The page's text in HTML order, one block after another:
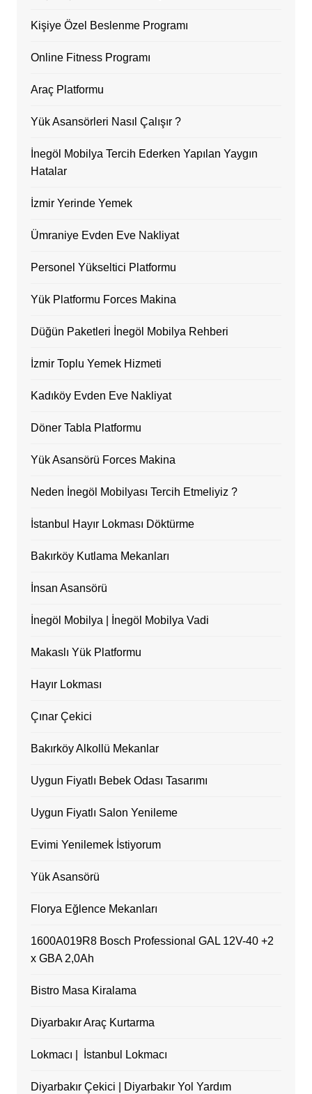
Kişiye Özel Beslenme Programı
Online Fitness Programı
Araç Platformu
Yük Asansörleri Nasıl Çalışır ?
İnegöl Mobilya Tercih Ederken Yapılan Yaygın
Hatalar
İzmir Yerinde Yemek
Ümraniye Evden Eve Nakliyat
Personel Yükseltici Platformu
Yük Platformu Forces Makina
Düğün Paketleri İnegöl Mobilya Rehberi
İzmir Toplu Yemek Hizmeti
Kadıköy Evden Eve Nakliyat
Döner Tabla Platformu
Yük Asansörü Forces Makina
Neden İnegöl Mobilyası Tercih Etmeliyiz ?
İstanbul Hayır Lokması Döktürme
Bakırköy Kutlama Mekanları
İnsan Asansörü
İnegöl Mobilya | İnegöl Mobilya Vadi
Makaslı Yük Platformu
Hayır Lokması
Çınar Çekici
Bakırköy Alkollü Mekanlar
Uygun Fiyatlı Bebek Odası Tasarımı
Uygun Fiyatlı Salon Yenileme
Evimi Yenilemek İstiyorum
Yük Asansörü
Florya Eğlence Mekanları
1600A019R8 Bosch Professional GAL 12V-40 +2
x GBA 2,0Ah
Bistro Masa Kiralama
Diyarbakır Araç Kurtarma
Lokmacı | İstanbul Lokmacı
Diyarbakır Çekici | Diyarbakır Yol Yardım